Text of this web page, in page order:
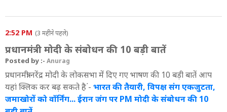
2:52 PM (3 महीने पहले)
प्रधानमंत्री मोदी के संबोधन की 10 बड़ी बातें
Posted by :- Anurag
प्रधानमंत्री नरेंद्र मोदी के लोकसभा में दिए गए भाषण की 10 बड़ी बातें आप
यहां क्लिक कर बढ़ सकते है ं- भारत की तैयारी, विपक्ष संग एकजुटता,
जमाखोरों को वॉर्निंग... ईरान जंग पर PM मोदी के संबोधन की 10